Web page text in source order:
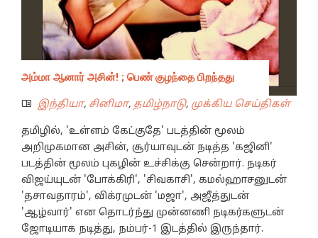
அம்மா ஆனார் அசின்! ; பெண் குழந்தை பிறந்தது
இந்தியா, சினிமா, தமிழ்நாடு, முக்கிய செய்திகள்
தமிழில், 'உள்ளம் கேட்குதே' படத்தின் மூலம்
அறிமுகமான அசின், சூர்யாவுடன் நடித்த 'கஜினி'
படத்தின் மூலம் புகழின் உச்சிக்கு சென்றார். நடிகர்
விஜய்யுடன் 'போக்கிரி', 'சிவகாசி', கமல்ஹாசனுடன்
'தசாவதாரம்', விக்ரமுடன் 'மஜா', அஜீத்துடன்
'ஆழ்வார்' என தொடர்ந்து முன்னணி நடிகர்களுடன்
ஜோடியாக நடித்து, நம்பர்-1 இடத்தில் இருந்தார்.